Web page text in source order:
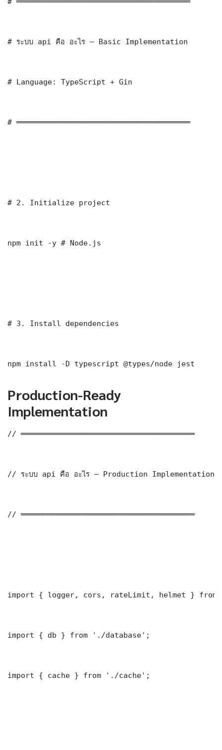
# ระบบ api คือ อะไร — Basic Implementation
# Language: TypeScript + Gin
# ═══════════════════════════════════════
# 2. Initialize project
npm init -y # Node.js
# 3. Install dependencies
npm install -D typescript @types/node jest
Production-Ready
Implementation
// ═══════════════════════════════════════
// ระบบ api คือ อะไร — Production Implementation
// ═══════════════════════════════════════
import { logger, cors, rateLimit, helmet } from
import { db } from './database';
import { cache } from './cache';